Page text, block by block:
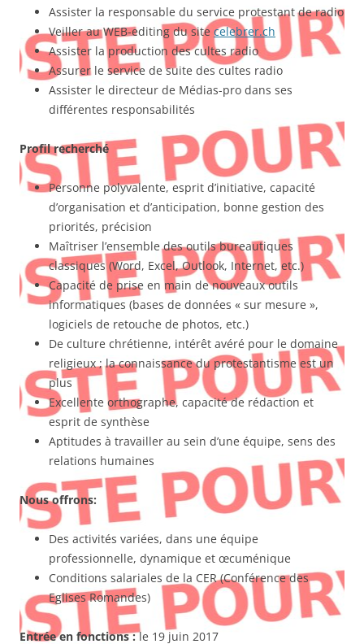
Assister la responsable du service protestant de radio
Veiller au WEB-editing du site celebrer.ch
Assister la production des cultes radio
Assurer le service de suite des cultes radio
Assister le directeur de Médias-pro dans ses
différentes responsabilités
Profil recherché
Personne polyvalente, esprit d’initiative, capacité
d’organisation et d’anticipation, bonne gestion des
priorités, précision
Maîtriser l’ensemble des outils bureautiques
classiques (Word, Excel, Outlook, Internet, etc.)
Capacité de prise en main de nouveaux outils
informatiques (bases de données « sur mesure »,
logiciels de retouche de photos, etc.)
De culture chrétienne, intérêt avéré pour le domaine
religieux ; la connaissance du protestantisme est un
plus
Excellente orthographe, capacité de rédaction et
esprit de synthèse
Aptitudes à travailler au sein d’une équipe, sens des
relations humaines
Nous offrons:
Des activités variées, dans une équipe
professionnelle, dynamique et œcuménique
Conditions salariales de la CER (Conférence des
Eglises Romandes)
Entrée en fonctions :le 19 juin 2017